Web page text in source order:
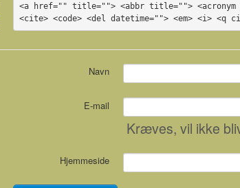
<a href="" title=""> <abbr title="">
<cite> <code> <del datetime=""> <em> <i> <q
Navn
E-mail
Kræves, vil ikke
Hjemmeside